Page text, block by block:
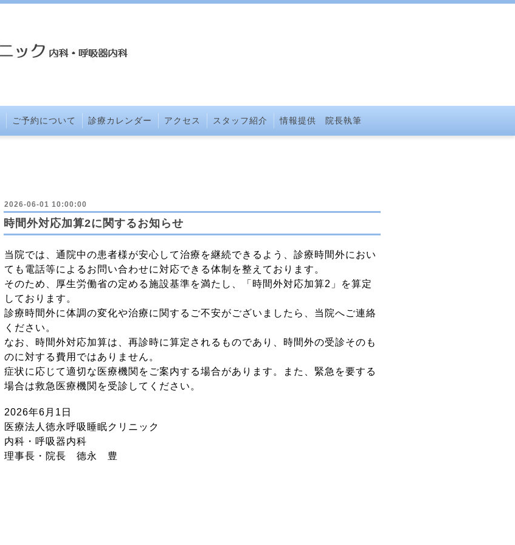
ご予約について 診療カレンダー アクセス スタッフ紹介 情報提供 院長執筆
2026-06-01 10:00:00
時間外対応加算2に関するお知らせ
当院では、通院中の患者様が安心して治療を継続できるよう、診療時間外におい
ても電話等によるお問い合わせに対応できる体制を整えております。
そのため、厚生労働省の定める施設基準を満たし、「時間外対応加算2」を算定
しております。
診療時間外に体調の変化や治療に関するご不安がございましたら、当院へご連絡
ください。
なお、時間外対応加算は、再診時に算定されるものであり、時間外の受診そのも
のに対する費用ではありません。
症状に応じて適切な医療機関をご案内する場合があります。また、緊急を要する
場合は救急医療機関を受診してください。
2026年6月1日
医療法人徳永呼吸睡眠クリニック
内科・呼吸器内科
理事長・院長 德永 豊